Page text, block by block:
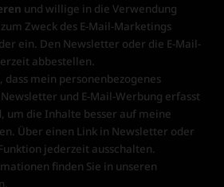
und willige in die Verwendung
Zweck des E-Mail-Marketings
ein. Den Newsletter oder die E-Mail-
abbestellen.
mein personenbezogenes
und E-Mail-Werbung erfasst
um die Inhalte besser auf meine
Über einen Link in Newsletter oder
jederzeit ausschalten.
finden Sie in unseren
.